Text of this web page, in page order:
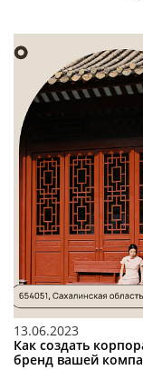
13.06.2023
Как создать
бренд вашей